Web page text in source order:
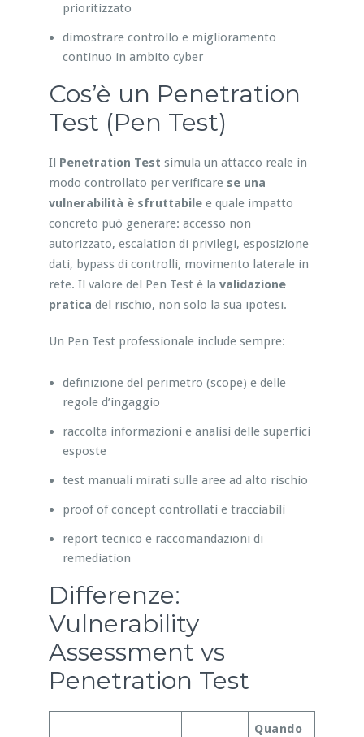
prioritizzato
dimostrare controllo e miglioramento
continuo in ambito cyber
Cos’è un Penetration
Test (Pen Test)
Il Penetration Test simula un attacco reale in
modo controllato per verificare se una
vulnerabilità è sfruttabilee quale impatto
concreto può generare: accesso non
autorizzato, escalation di privilegi, esposizione
dati, bypass di controlli, movimento laterale in
rete. Il valore del Pen Test è la validazione
pratica del rischio, non solo la sua ipotesi.
Un Pen Test professionale include sempre:
definizione del perimetro (scope) e delle
regole d’ingaggio
raccolta informazioni e analisi delle superfici
esposte
test manuali mirati sulle aree ad alto rischio
proof of concept controllati e tracciabili
report tecnico e raccomandazioni di
remediation
Differenze:
Vulnerability
Assessment vs
Penetration Test
Quando